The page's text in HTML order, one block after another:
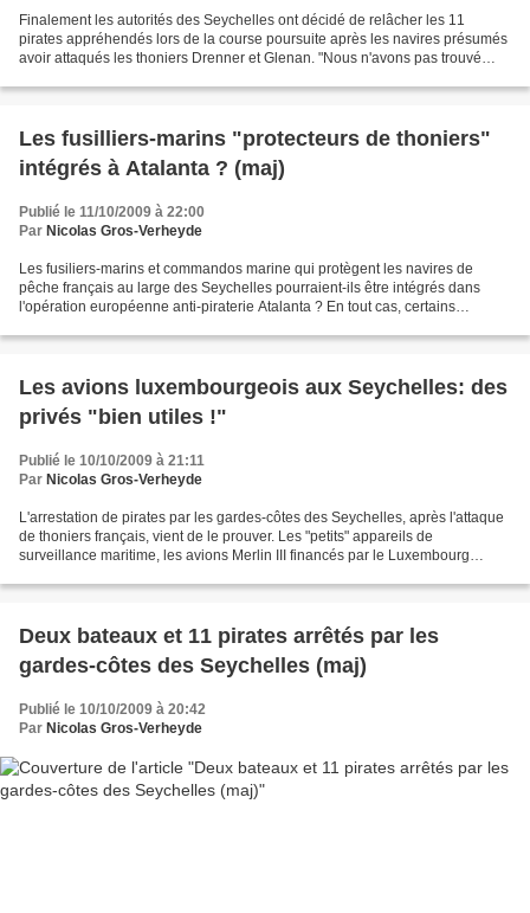
Finalement les autorités des Seychelles ont décidé de relâcher les 11
pirates appréhendés lors de la course poursuite après les navires présumés
avoir attaqués les thoniers Drenner et Glenan. "Nous n'avons pas trouvé
Les fusilliers-marins "protecteurs de thoniers"
intégrés à Atalanta ? (maj)
Publié le 11/10/2009 à 22:00
Par Nicolas Gros-Verheyde
Les fusiliers-marins et commandos marine qui protègent les navires de
pêche français au large des Seychelles pourraient-ils être intégrés dans
l'opération européenne anti-piraterie Atalanta ? En tout cas, certains
Les avions luxembourgeois aux Seychelles: des
privés "bien utiles !"
Publié le 10/10/2009 à 21:11
Par Nicolas Gros-Verheyde
L'arrestation de pirates par les gardes-côtes des Seychelles, après l'attaque
de thoniers français, vient de le prouver. Les "petits" appareils de
surveillance maritime, les avions Merlin III financés par le Luxembourg
Deux bateaux et 11 pirates arrêtés par les
gardes-côtes des Seychelles (maj)
Publié le 10/10/2009 à 20:42
Par Nicolas Gros-Verheyde